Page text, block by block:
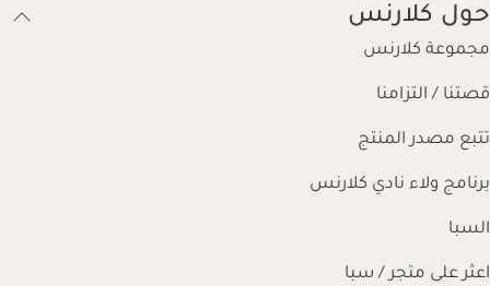
حول كلارنس
مجموعة كلارنس
قصتنا / التزامنا
تتبع مصدر المنتج
برنامج ولاء نادي كلارنس
السبا
اعثر على متجر / سبا